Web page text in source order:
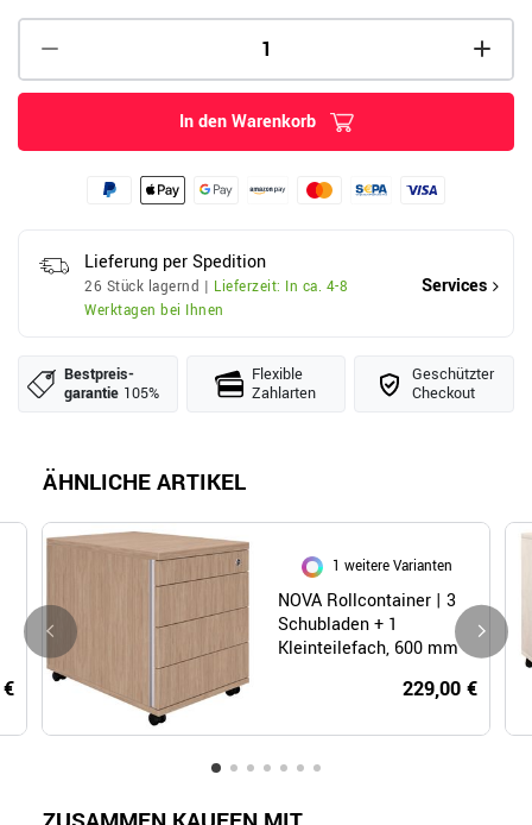
In den Warenkorb
Lieferung per Spedition
26 Stück lagernd | Lieferzeit: In ca. 4-8
Werktagen bei Ihnen
Services
Bestpreis­
garantie 105%
Flexible
Zahlarten
Geschützter
Checkout
ÄHNLICHE ARTIKEL
1 weitere Varianten
NOVA Rollcontainer | 3
Schubladen + 1
Kleinteilefach, 600 mm
229,00 €